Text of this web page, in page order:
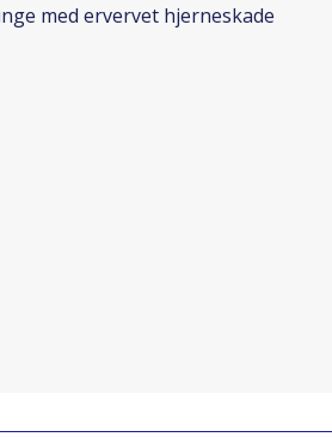
med ervervet hjerneskade